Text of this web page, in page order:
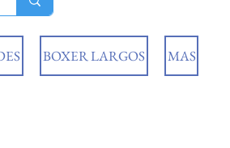
BOXER LARGOS MAS